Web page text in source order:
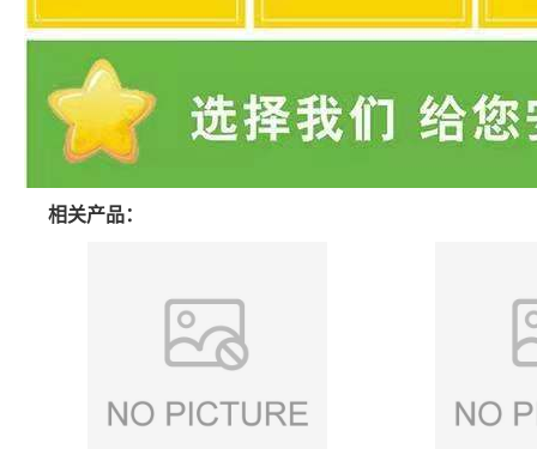
相关产品：